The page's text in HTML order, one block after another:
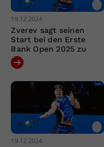
19.12.2024
Zverev sagt seinen
Start bei den Erste
Bank Open 2025 zu
19.12.2024